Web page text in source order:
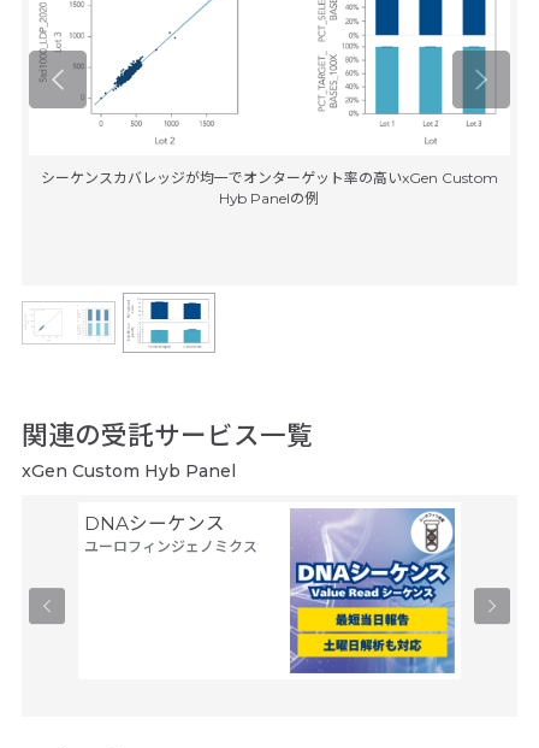
シーケンスカバレッジが均一でオンターゲット率の高いxGen Custom
Hyb Panelの例
関連の受託サービス一覧
xGen Custom Hyb Panel
DNAシーケンス
ユーロフィンジェノミクス